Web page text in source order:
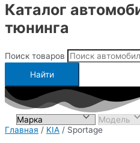
Каталог
тюнинга
Поиск товаров
Найти
Главная / KIA / Sportage